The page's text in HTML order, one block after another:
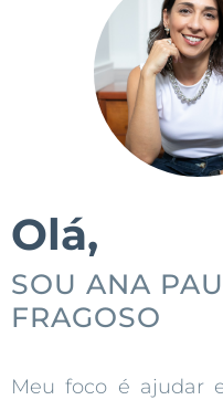
Olá,
SOU ANA
FRAGOSO
Meu foco é ajudar